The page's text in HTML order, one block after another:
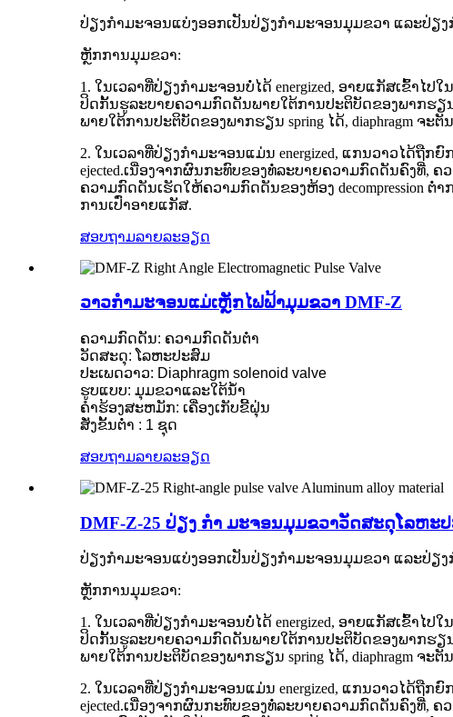
ປ່ຽງກໍາມະຈອນແບ່ງອອກເປັນປ່ຽງກໍາມະຈອນມຸມຂວາ ແລະປ່ຽ
ຫຼັກ​ການ​ມຸມ​ຂວາ​:
1. ໃນເວລາທີ່ປ່ຽງກໍາມະຈອນບໍ່ໄດ້ energized, ອາຍແກັສເຂົ້າໄປ
ປິດກັ້ນຮູລະບາຍຄວາມກົດດັນພາຍໃຕ້ການປະຕິບັດຂອງພາກຮຽນ
ພາຍໃຕ້ການປະຕິບັດຂອງພາກຮຽນ spring ໄດ້, diaphragm ຈະ
2. ໃນເວລາທີ່ປ່ຽງກໍາມະຈອນແມ່ນ energized, ແກນວາວໄດ້
ejected.ເນື່ອງຈາກຜົນກະທົບຂອງທໍ່ລະບາຍຄວາມກົດດັນຄົງທີ່,
ຄວາມກົດດັນເຮັດໃຫ້ຄວາມກົດດັນຂອງຫ້ອງ decompression ຕ່ໍ
ການເປົ່າອາຍແກັສ.
ສອບຖາມລາຍລະອຽດ
ວາວກຳມະຈອນແມ່ເຫຼັກໄຟຟ້າມຸມຂວາ DMF-Z
ຄວາມກົດດັນ: ຄວາມກົດດັນຕ່ໍາ
ວັດສະດຸ: ໂລຫະປະສົມ
ປະເພດວາວ: Diaphragm solenoid valve
ຮູບແບບ: ມຸມຂວາແລະໃຕ້ນ້ໍາ
ຄໍາຮ້ອງສະຫມັກ: ເຄື່ອງເກັບຂີ້ຝຸ່ນ
ສັ່ງຂັ້ນຕໍ່າ : 1 ຊຸດ
ສອບຖາມລາຍລະອຽດ
DMF-Z-25 ປ່ຽງ ກຳ ມະຈອນມຸມຂວາວັດສະດຸໂລຫະ
ປ່ຽງກໍາມະຈອນແບ່ງອອກເປັນປ່ຽງກໍາມະຈອນມຸມຂວາ ແລະປ່ຽ
ຫຼັກ​ການ​ມຸມ​ຂວາ​:
1. ໃນເວລາທີ່ປ່ຽງກໍາມະຈອນບໍ່ໄດ້ energized, ອາຍແກັສເຂົ້າໄປ
ປິດກັ້ນຮູລະບາຍຄວາມກົດດັນພາຍໃຕ້ການປະຕິບັດຂອງພາກຮຽນ
ພາຍໃຕ້ການປະຕິບັດຂອງພາກຮຽນ spring ໄດ້, diaphragm ຈະ
2. ໃນເວລາທີ່ປ່ຽງກໍາມະຈອນແມ່ນ energized, ແກນວາວໄດ້
ejected.ເນື່ອງຈາກຜົນກະທົບຂອງທໍ່ລະບາຍຄວາມກົດດັນຄົງທີ່,